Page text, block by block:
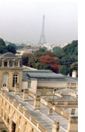
quốc tế
Việt Nam
- Một dải vững